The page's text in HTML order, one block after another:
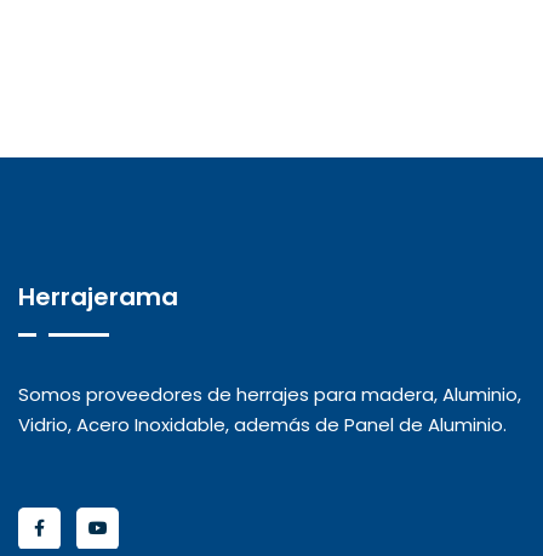
Herrajerama
Somos proveedores de herrajes para madera, Aluminio,
Vidrio, Acero Inoxidable, además de Panel de Aluminio.